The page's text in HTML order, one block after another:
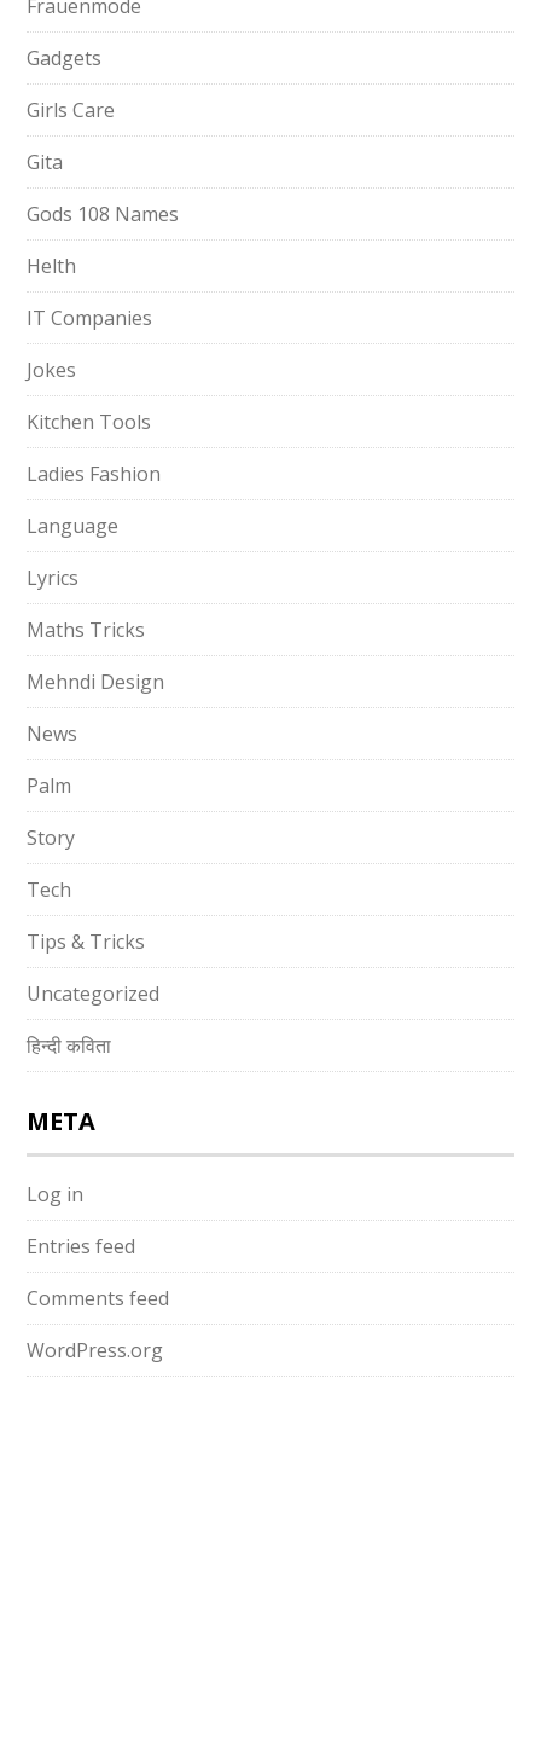
Frauenmode
Gadgets
Girls Care
Gita
Gods 108 Names
Helth
IT Companies
Jokes
Kitchen Tools
Ladies Fashion
Language
Lyrics
Maths Tricks
Mehndi Design
News
Palm
Story
Tech
Tips & Tricks
Uncategorized
हिन्दी कविता
META
Log in
Entries feed
Comments feed
WordPress.org